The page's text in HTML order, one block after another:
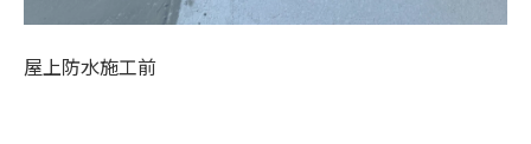
屋上防水施工前